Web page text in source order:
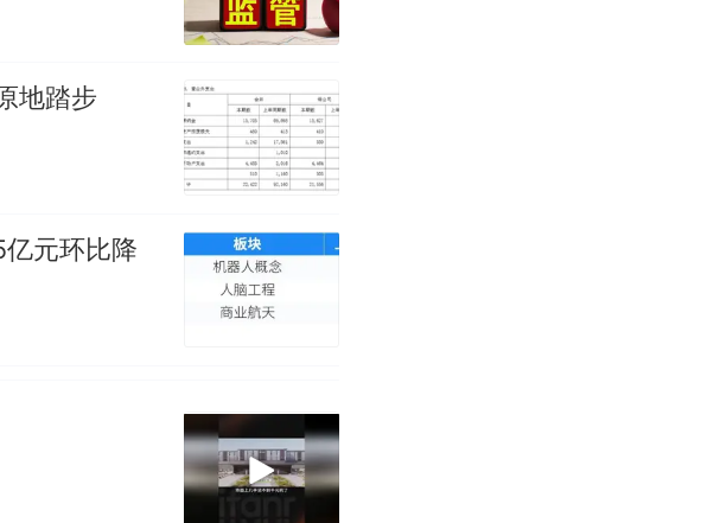
一句“跟我回家”改写了人生
地踏步
元环比降